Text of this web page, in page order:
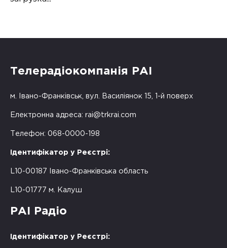
Телерадіокомпанія РАІ
м. Івано-Франківськ, вул. Василіянок 15, 1-й поверх
Електронна адреса: rai@trkrai.com
Телефон: 068-0000-198
Ідентифікатор у Реєстрі:
L10-00187 Івано-Франківська область
L10-01777 м. Калуш
РАІ Радіо
Ідентифікатор у Реєстрі: